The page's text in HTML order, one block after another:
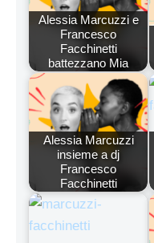
Alessia Marcuzzi e
Francesco
Facchinetti
battezzano Mia
Alessia Marcuzzi
insieme a dj
Francesco
Facchinetti